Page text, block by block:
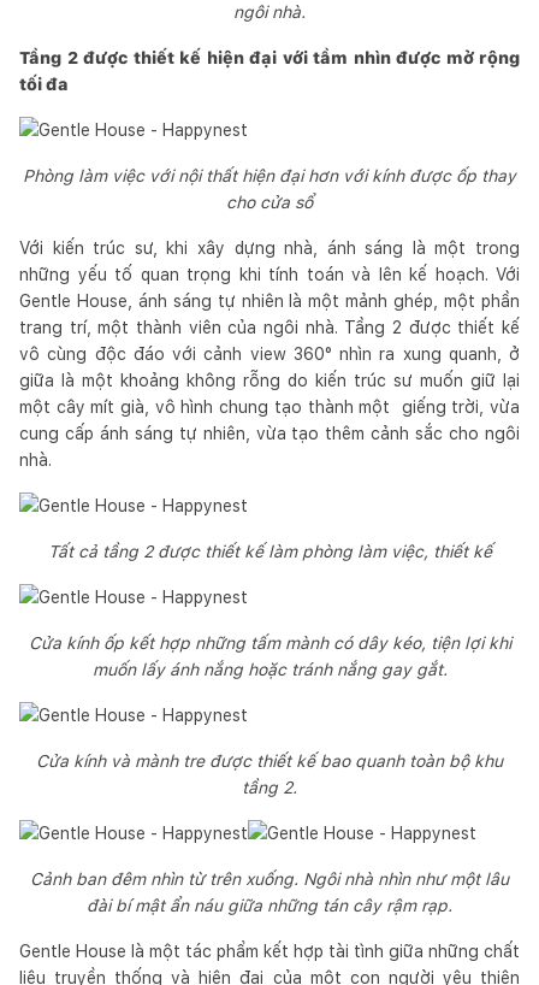
ngôi nhà.
Tầng 2 được thiết kế hiện đại với tầm nhìn được mở rộng
tối đa
Phòng làm việc với nội thất hiện đại hơn với kính được ốp thay
cho cửa sổ
Với kiến trúc sư, khi xây dựng nhà, ánh sáng là một trong
những yếu tố quan trọng khi tính toán và lên kế hoạch. Với
Gentle House, ánh sáng tự nhiên là một mảnh ghép, một phần
trang trí, một thành viên của ngôi nhà. Tầng 2 được thiết kế
vô cùng độc đáo với cảnh view 360° nhìn ra xung quanh, ở
giữa là một khoảng không rỗng do kiến trúc sư muốn giữ lại
một cây mít già, vô hình chung tạo thành một giếng trời, vừa
cung cấp ánh sáng tự nhiên, vừa tạo thêm cảnh sắc cho ngôi
nhà.
Tất cả tầng 2 được thiết kế làm phòng làm việc, thiết kế
Cửa kính ốp kết hợp những tấm mành có dây kéo, tiện lợi khi
muốn lấy ánh nắng hoặc tránh nắng gay gắt.
Cửa kính và mành tre được thiết kế bao quanh toàn bộ khu
tầng 2.
Cảnh ban đêm nhìn từ trên xuống. Ngôi nhà nhìn như một lâu
đài bí mật ẩn náu giữa những tán cây rậm rạp.
Gentle House là một tác phẩm kết hợp tài tình giữa những chất
liệu truyền thống và hiện đại của một con người yêu thiên